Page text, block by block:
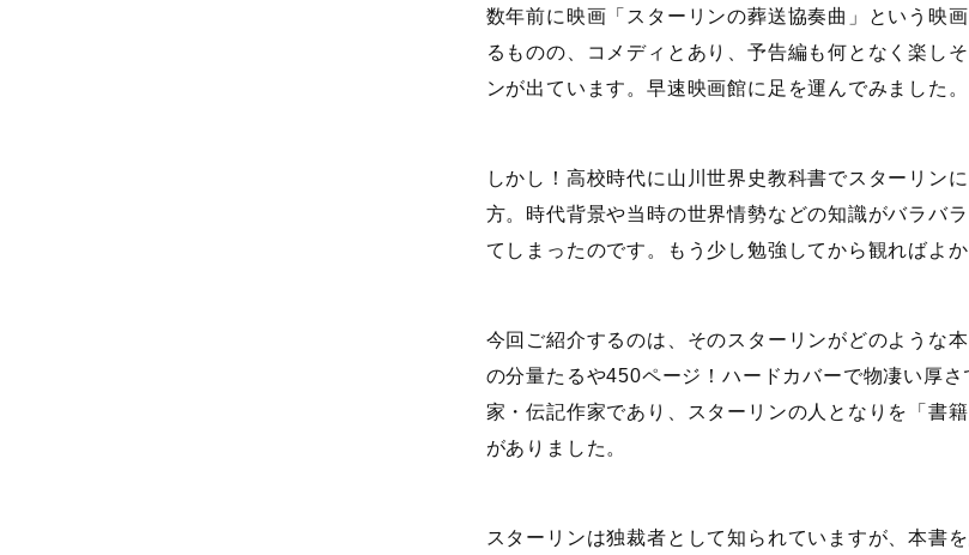
数年前に映画「スターリンの葬送協奏曲」という映
るものの、コメディとあり、予告編も何となく楽し
ンが出ています。早速映画館に足を運んでみました。
しかし！高校時代に山川世界史教科書でスターリン
方。時代背景や当時の世界情勢などの知識がバラバ
てしまったのです。もう少し勉強してから観ればよか
今回ご紹介するのは、そのスターリンがどのような
の分量たるや450ページ！ハードカバーで物凄い厚
家・伝記作家であり、スターリンの人となりを「書
がありました。
スターリンは独裁者として知られていますが、本書